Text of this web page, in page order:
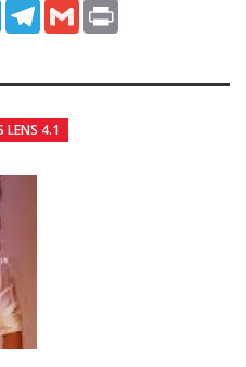
TwitterTelegram
Gmail
LENS 4.1